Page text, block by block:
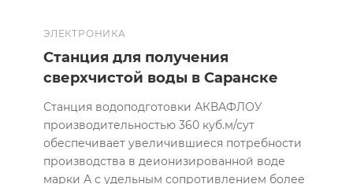
ЭЛЕКТРОНИКА
Станция для получения
сверхчистой воды в Саранске
Станция водоподготовки АКВАФЛОУ
производительностью 360 куб.м/сут
обеспечивает увеличившиеся потребности
производства в деионизированной воде
марки А с удельным сопротивлением более